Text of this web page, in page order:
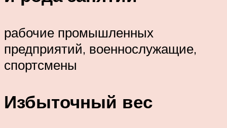
рабочие промышленных
предприятий, военнослужащие,
спортсмены
Избыточный вес